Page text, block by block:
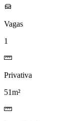
Vagas
1
Privativa
51m²